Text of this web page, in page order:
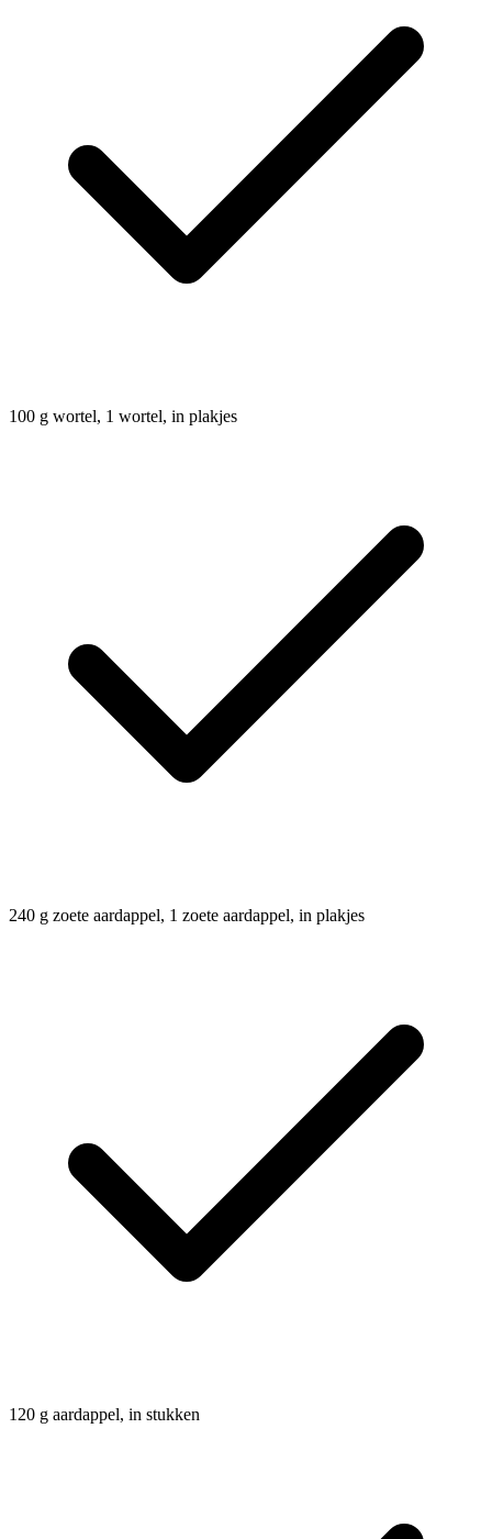
100 g wortel, 1 wortel, in plakjes
240 g zoete aardappel, 1 zoete aardappel, in plakjes
120 g aardappel, in stukken